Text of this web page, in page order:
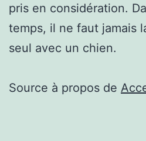
pris en considération.
temps, il ne faut jamais
seul avec un chien.
Source à propos de